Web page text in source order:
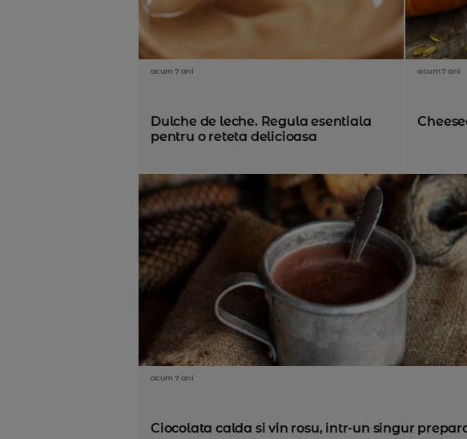
acum 7 ani
Dulche de leche. Regula esentiala
pentru o reteta delicioasa
acum 7 ani
acum 7 ani
Ciocolata calda si vin rosu, intr-un singur